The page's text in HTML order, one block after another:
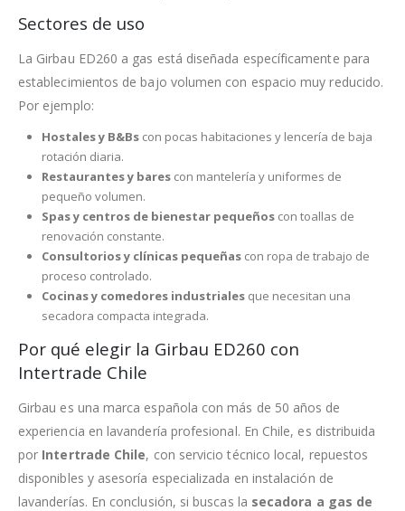
Sectores de uso
La Girbau ED260 a gas está diseñada específicamente para
establecimientos de bajo volumen con espacio muy reducido.
Por ejemplo:
Hostales y B&Bs con pocas habitaciones y lencería de baja
rotación diaria.
Restaurantes y bares con mantelería y uniformes de
pequeño volumen.
Spas y centros de bienestar pequeños con toallas de
renovación constante.
Consultorios y clínicas pequeñas con ropa de trabajo de
proceso controlado.
Cocinas y comedores industriales que necesitan una
secadora compacta integrada.
Por qué elegir la Girbau ED260 con
Intertrade Chile
Girbau es una marca española con más de 50 años de
experiencia en lavandería profesional. En Chile, es distribuida
por Intertrade Chile, con servicio técnico local, repuestos
disponibles y asesoría especializada en instalación de
lavanderías. En conclusión, si buscas la secadora a gas de